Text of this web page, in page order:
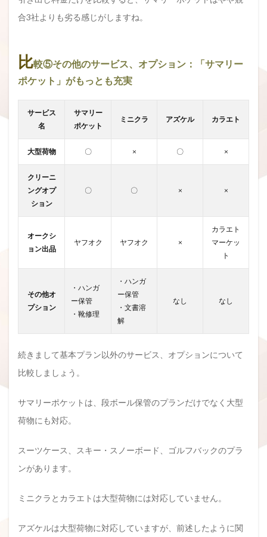
合3社よりも劣る感じがしますね。
比較⑤その他のサービス、オプション：「サマリー
ポケット」がもっとも充実
サービス
名
サマリー
ポケット
ミニクラ アズケル カラエト
大型荷物 〇 × 〇 ×
クリーニ
ングオプ
ション
〇 〇 × ×
オークシ
ョン出品
ヤフオク ヤフオク ×
カラエト
マーケッ
ト
その他オ
プション
・ハンガ
ー保管
・靴修理
・ハンガ
ー保管
・文書溶
解
なし なし
続きまして基本プラン以外のサービス、オプションについて
比較しましょう。
サマリーポケットは、段ボール保管のプランだけでなく大型
荷物にも対応。
スーツケース、スキー・スノーボード、ゴルフバックのプラ
ンがあります。
ミニクラとカラエトは大型荷物には対応していません。
アズケルは大型荷物に対応していますが、前述したように関